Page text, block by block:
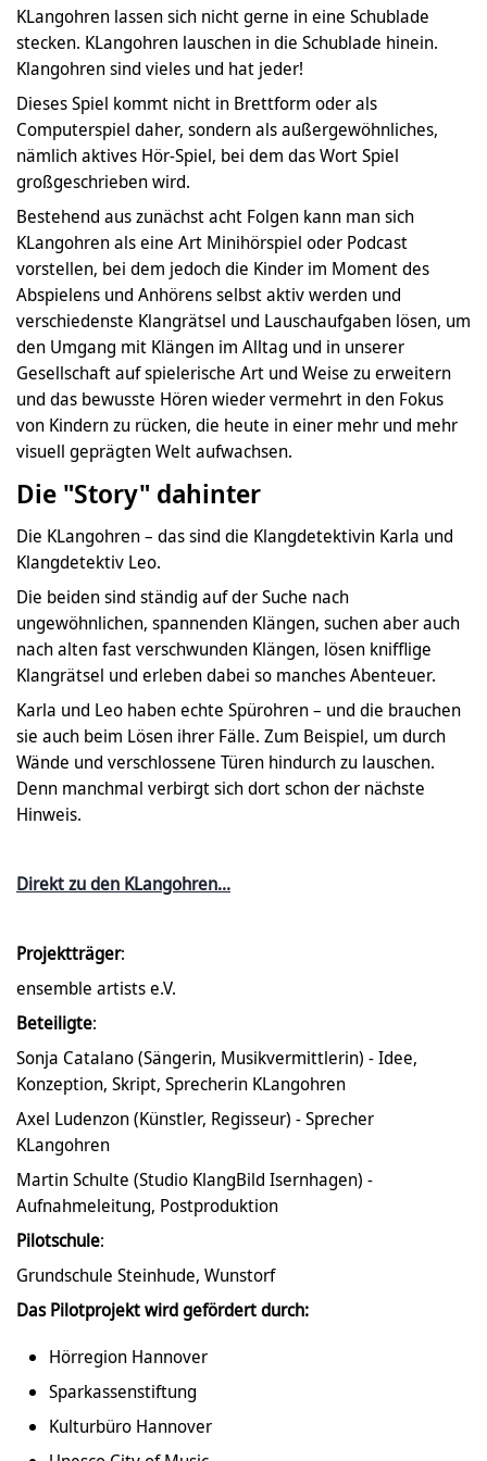
KLangohren lassen sich nicht gerne in eine Schublade
stecken. KLangohren lauschen in die Schublade hinein.
Klangohren sind vieles und hat jeder!
Dieses Spiel kommt nicht in Brettform oder als
Computerspiel daher, sondern als außergewöhnliches,
nämlich aktives Hör-Spiel, bei dem das Wort Spiel
großgeschrieben wird.
Bestehend aus zunächst acht Folgen kann man sich
KLangohren als eine Art Minihörspiel oder Podcast
vorstellen, bei dem jedoch die Kinder im Moment des
Abspielens und Anhörens selbst aktiv werden und
verschiedenste Klangrätsel und Lauschaufgaben lösen, um
den Umgang mit Klängen im Alltag und in unserer
Gesellschaft auf spielerische Art und Weise zu erweitern
und das bewusste Hören wieder vermehrt in den Fokus
von Kindern zu rücken, die heute in einer mehr und mehr
visuell geprägten Welt aufwachsen.
Die "Story" dahinter
Die KLangohren – das sind die Klangdetektivin Karla und
Klangdetektiv Leo.
Die beiden sind ständig auf der Suche nach
ungewöhnlichen, spannenden Klängen, suchen aber auch
nach alten fast verschwunden Klängen, lösen knifflige
Klangrätsel und erleben dabei so manches Abenteuer.
Karla und Leo haben echte Spürohren – und die brauchen
sie auch beim Lösen ihrer Fälle. Zum Beispiel, um durch
Wände und verschlossene Türen hindurch zu lauschen.
Denn manchmal verbirgt sich dort schon der nächste
Hinweis.
Direkt zu den KLangohren...
Projektträger:
ensemble artists e.V.
Beteiligte:
Sonja Catalano (Sängerin, Musikvermittlerin) - Idee,
Konzeption, Skript, Sprecherin KLangohren
Axel Ludenzon (Künstler, Regisseur) - Sprecher
KLangohren
Martin Schulte (Studio KlangBild Isernhagen) -
Aufnahmeleitung, Postproduktion
Pilotschule:
Grundschule Steinhude, Wunstorf
Das Pilotprojekt wird gefördert durch:
Hörregion Hannover
Sparkassenstiftung
Kulturbüro Hannover